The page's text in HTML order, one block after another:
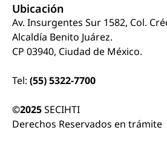
Ubicación
Av. Insurgentes Sur 1582, Col.
Alcaldía Benito Juárez.
CP 03940, Ciudad de México.
Tel: (55) 5322-7700
©2025SECIHTI
Derechos Reservados en trámite